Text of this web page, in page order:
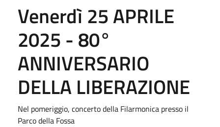
Venerdì 25 APRILE
2025 - 80°
ANNIVERSARIO
DELLA LIBERAZIONE
Nel pomeriggio, concerto della Filarmonica presso il
Parco della Fossa